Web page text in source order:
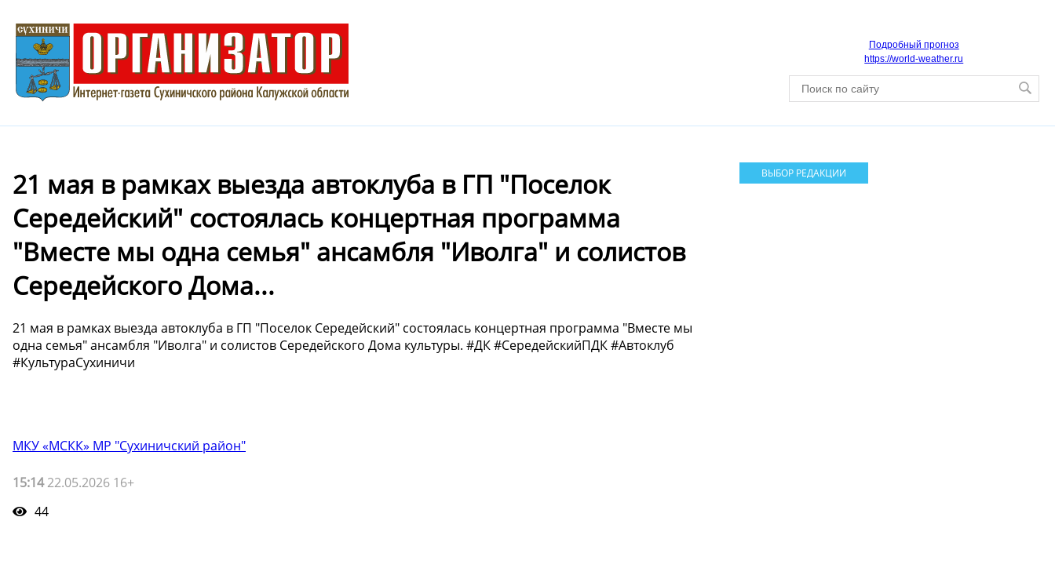
Подробный прогноз
https://world-weather.ru
21 мая в рамках выезда автоклуба в ГП "Поселок
Середейский" состоялась концертная программа
"Вместе мы одна семья" ансамбля "Иволга" и солистов
Середейского Дома...
21 мая в рамках выезда автоклуба в ГП "Поселок Середейский" состоялась концертная программа "Вместе мы
одна семья" ансамбля "Иволга" и солистов Середейского Дома культуры. #ДК #СередейскийПДК #Автоклуб
#КультураСухиничи
МКУ «МСКК» МР "Сухиничский район"
15:1422.05.2026 16+
44
ВЫБОР РЕДАКЦИИ